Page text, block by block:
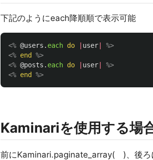
下記のようにeach降順順で表示可能
<% @users . each do user
%>
<% end
%>
<% @posts . each do user
%>
<% end %>
Kaminariを使用する場
前にKaminari.paginate_array( )、後